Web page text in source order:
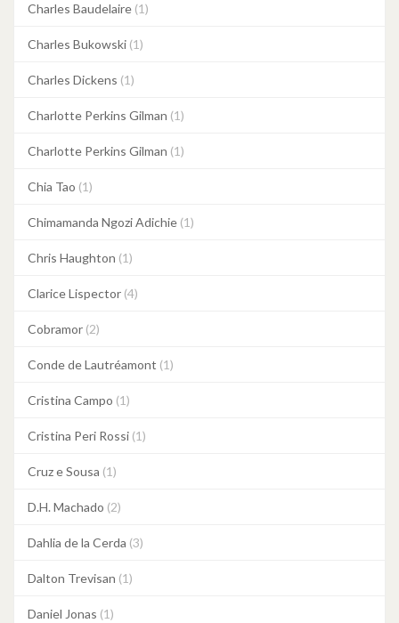
Charles Baudelaire (1)
Charles Bukowski (1)
Charles Dickens (1)
Charlotte Perkins Gilman (1)
Charlotte Perkins Gilman (1)
Chia Tao (1)
Chimamanda Ngozi Adichie (1)
Chris Haughton (1)
Clarice Lispector (4)
Cobramor (2)
Conde de Lautréamont (1)
Cristina Campo (1)
Cristina Peri Rossi (1)
Cruz e Sousa (1)
D.H. Machado (2)
Dahlia de la Cerda (3)
Dalton Trevisan (1)
Daniel Jonas (1)